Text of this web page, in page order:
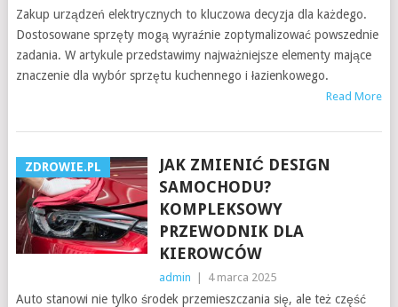
Zakup urządzeń elektrycznych to kluczowa decyzja dla każdego.
Dostosowane sprzęty mogą wyraźnie zoptymalizować powszednie
zadania. W artykule przedstawimy najważniejsze elementy mające
znaczenie dla wybór sprzętu kuchennego i łazienkowego.
Read More
ZDROWIE.PL
JAK ZMIENIĆ DESIGN
SAMOCHODU?
KOMPLEKSOWY
PRZEWODNIK DLA
KIEROWCÓW
admin 4 marca 2025
Auto stanowi nie tylko środek przemieszczania się, ale też część